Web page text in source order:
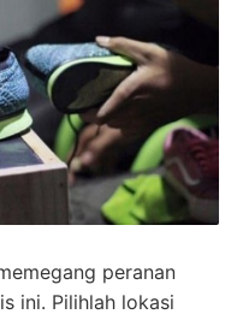
peranan
ini. Pilihlah lokasi